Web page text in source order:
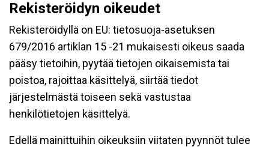
Rekisteröidyn oikeudet
Rekisteröidyllä on EU: tietosuoja-asetuksen
679/2016 artiklan 15 -21 mukaisesti oikeus saada
pääsy tietoihin, pyytää tietojen oikaisemista tai
poistoa, rajoittaa käsittelyä, siirtää tiedot
järjestelmästä toiseen sekä vastustaa
henkilötietojen käsittelyä.
Edellä mainittuihin oikeuksiin viitaten pyynnöt tulee